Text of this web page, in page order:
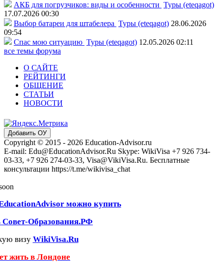
АКБ для погрузчиков: виды и особенности Туры (eteqagot)
17.07.2026 00:30
Выбор батареи для штабелера Туры (eteqagot) 28.06.2026
09:54
Спас мою ситуацию Туры (eteqagot) 12.05.2026 02:11
все темы форума
О САЙТЕ
РЕЙТИНГИ
ОБЩЕНИЕ
СТАТЬИ
НОВОСТИ
Добавить ОУ
Copyright © 2015 - 2026 Education-Advisor.ru
E-mail: Edu@EducationAdvisor.Ru Skype: WikiVisa +7 926 734-
03-33, +7 926 274-03-33, Visa@VikiVisa.Ru. Бесплатные
консультации https://t.me/wikivisa_chat
можно купить
Совет-Образования.РФ
визу WikiVisa.Ru
жить в Лондоне